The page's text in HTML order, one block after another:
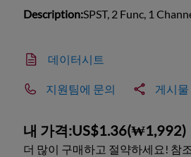
Description:SPST, 2 Func, 1
데이터시트
지원팀에 문의 게시물
내 가격:US$1.36(₩1,992)
더 많이 구매하고 절약하세요! 참